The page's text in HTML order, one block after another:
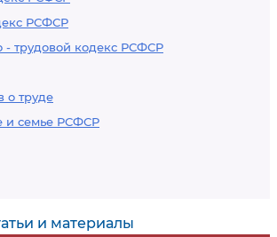
РСФСР
- трудовой кодекс РСФСР
о труде
и семье РСФСР
и материалы